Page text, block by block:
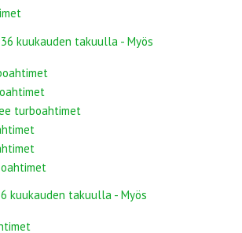
kuukauden takuulla - Myös
turboahtimet
kuukauden takuulla - Myös